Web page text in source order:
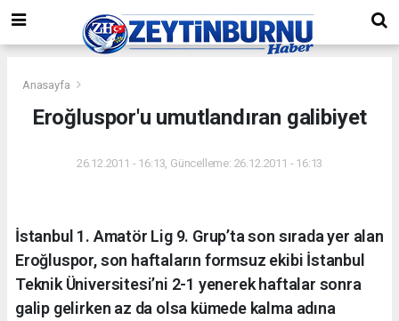
Anasayfa
Eroğluspor'u umutlandıran galibiyet
26.12.2011 - 16:13, Güncelleme: 26.12.2011 - 16:13
İstanbul 1. Amatör Lig 9. Grup’ta son sırada yer alan
Eroğluspor, son haftaların formsuz ekibi İstanbul
Teknik Üniversitesi’ni 2-1 yenerek haftalar sonra
galip gelirken az da olsa kümede kalma adına